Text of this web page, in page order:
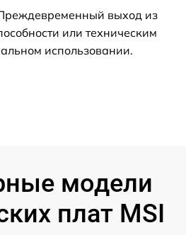
выход из
или техническим
использовании.
модели
плат MSI